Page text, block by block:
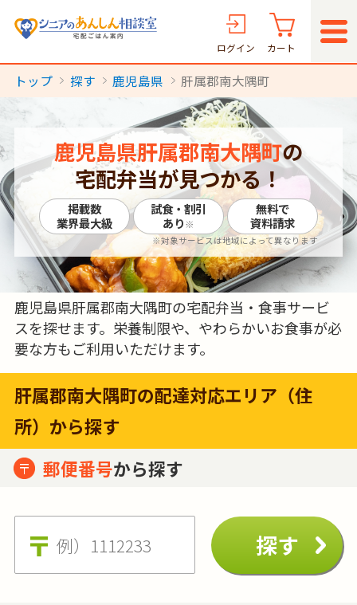
ログイン カート
トップ 探す 鹿児島県 肝属郡南大隅町
鹿児島県肝属郡南大隅町の
宅配弁当が見つかる！
掲載数
業界最大級
試食・割引
あり※
無料で
資料請求
※対象サービスは地域によって異なります
鹿児島県肝属郡南大隅町の宅配弁当・食事サービ
スを探せます。栄養制限や、やわらかいお食事が必
要な方もご利用いただけます。
肝属郡南大隅町の配達対応エリア（住
所）から探す
郵便番号から探す